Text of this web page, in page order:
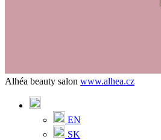
Alhéa beauty salon www.alhea.cz
EN
SK